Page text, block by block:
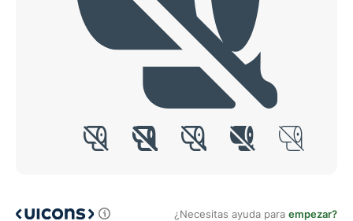
¿Necesitas ayuda para empezar?